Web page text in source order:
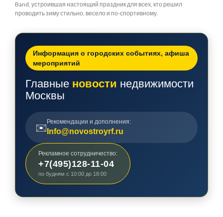
Band, устроившая настоящий праздник для всех, кто решил
проводить зиму стильно, весело и по-спортивному.
Информация о городских событиях, афиша
мероприятий
Главные новости недвижимости
Москвы
✉️
Рекомендации и дополнения:
Info@novostroyrf.ru
Рекламное сотрудничество:
+7(495)128-11-04
по будням с 10:00 до 18:00